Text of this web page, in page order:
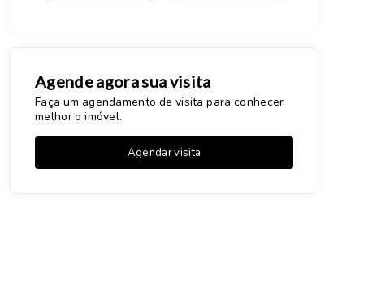
Agende agora sua visita
Faça um agendamento de visita para conhecer
melhor o imóvel.
Agendar visita